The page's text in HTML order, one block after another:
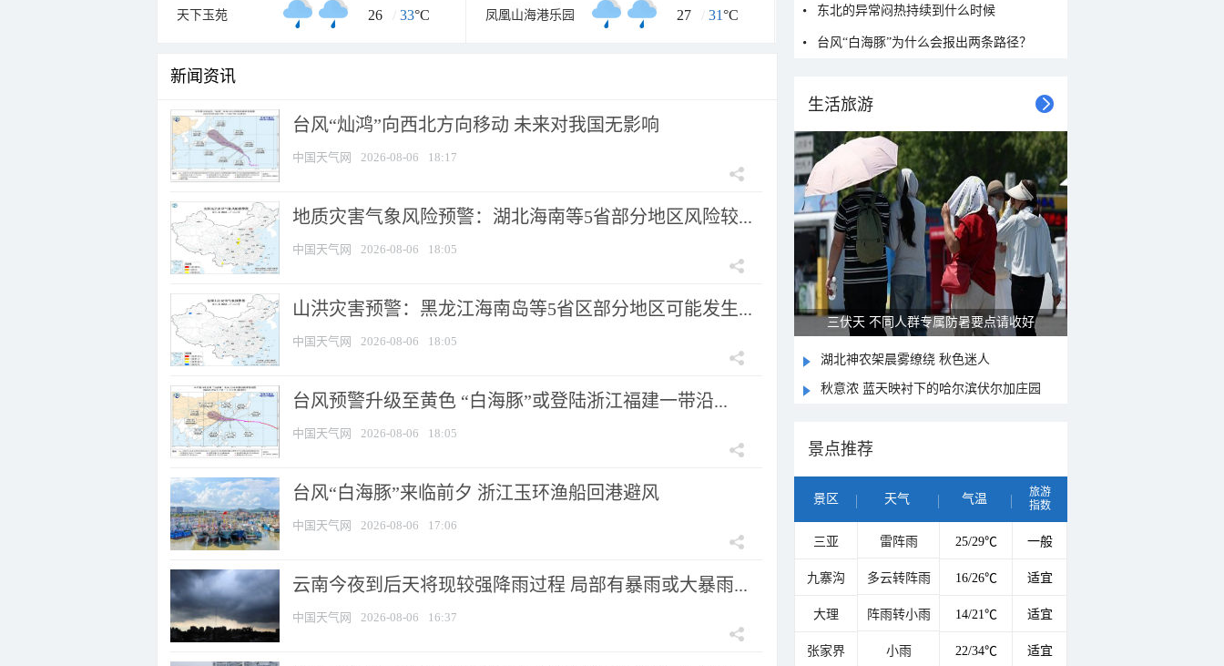
天下玉苑 26 / 33°C 凤凰山海港乐园 27 / 31°C
新闻资讯
台风“灿鸿”向西北方向移动 未来对我国无影响
中国天气网 2026-08-06 18:17
地质灾害气象风险预警：湖北海南等5省部分地区风险较...
中国天气网 2026-08-06 18:05
山洪灾害预警：黑龙江海南岛等5省区部分地区可能发生...
中国天气网 2026-08-06 18:05
台风预警升级至黄色 “白海豚”或登陆浙江福建一带沿...
中国天气网 2026-08-06 18:05
台风“白海豚”来临前夕 浙江玉环渔船回港避风
中国天气网 2026-08-06 17:06
云南今夜到后天将现较强降雨过程 局部有暴雨或大暴雨...
中国天气网 2026-08-06 16:37
东北的异常闷热持续到什么时候
台风“白海豚”为什么会报出两条路径？
生活旅游
三伏天 不同人群专属防暑要点请收好
湖北神农架晨雾缭绕 秋色迷人
秋意浓 蓝天映衬下的哈尔滨伏尔加庄园
景点推荐
景区 天气 气温
旅游
指数
三亚 雷阵雨 25/29℃ 一般
九寨沟 多云转阵雨 16/26℃ 适宜
大理 阵雨转小雨 14/21℃ 适宜
张家界 小雨 22/34℃ 适宜